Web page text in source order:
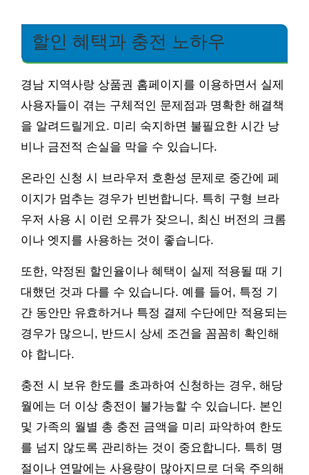
할인 혜택과 충전 노하우
경남 지역사랑 상품권 홈페이지를 이용하면서 실제
사용자들이 겪는 구체적인 문제점과 명확한 해결책
을 알려드릴게요. 미리 숙지하면 불필요한 시간 낭
비나 금전적 손실을 막을 수 있습니다.
온라인 신청 시 브라우저 호환성 문제로 중간에 페
이지가 멈추는 경우가 빈번합니다. 특히 구형 브라
우저 사용 시 이런 오류가 잦으니, 최신 버전의 크롬
이나 엣지를 사용하는 것이 좋습니다.
또한, 약정된 할인율이나 혜택이 실제 적용될 때 기
대했던 것과 다를 수 있습니다. 예를 들어, 특정 기
간 동안만 유효하거나 특정 결제 수단에만 적용되는
경우가 많으니, 반드시 상세 조건을 꼼꼼히 확인해
야 합니다.
충전 시 보유 한도를 초과하여 신청하는 경우, 해당
월에는 더 이상 충전이 불가능할 수 있습니다. 본인
및 가족의 월별 총 충전 금액을 미리 파악하여 한도
를 넘지 않도록 관리하는 것이 중요합니다. 특히 명
절이나 연말에는 사용량이 많아지므로 더욱 주의해